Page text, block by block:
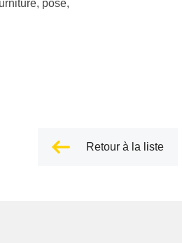
pose,
Retour à la liste